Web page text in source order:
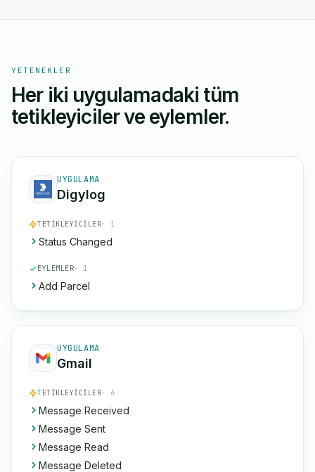
YETENEKLER
Her iki uygulamadaki tüm
tetikleyiciler ve eylemler.
UYGULAMA
Digylog
TETIKLEYICILER· 1
Status Changed
EYLEMLER· 1
Add Parcel
UYGULAMA
Gmail
TETIKLEYICILER· 6
Message Received
Message Sent
Message Read
Message Deleted